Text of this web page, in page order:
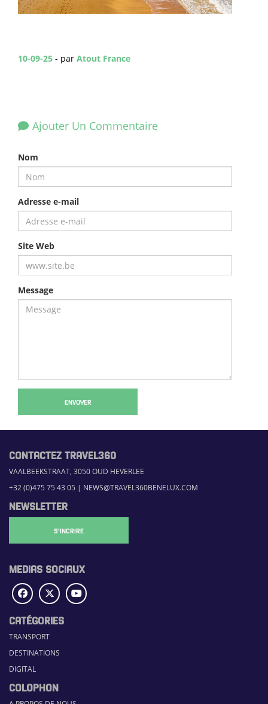
10-09-25 - par Atout France
Ajouter Un Commentaire
Nom
Adresse e-mail
Site Web
Message
ENVOYER
CONTACTEZ TRAVEL360
VAALBEEKSTRAAT, 3050 OUD HEVERLEE
+32 (0)475 75 43 05 | NEWS@TRAVEL360BENELUX.COM
NEWSLETTER
S'INCRIRE
MEDIAS SOCIAUX
CATÉGORIES
TRANSPORT
DESTINATIONS
DIGITAL
COLOPHON